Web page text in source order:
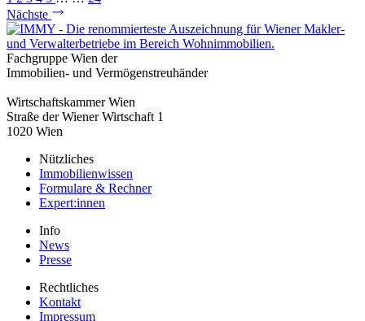
Nächste
Fachgruppe Wien der
Immobilien- und Vermögenstreuhänder
Wirtschaftskammer Wien
Straße der Wiener Wirtschaft 1
1020 Wien
Nützliches
Immobilienwissen
Formulare & Rechner
Expert:innen
Info
News
Presse
Rechtliches
Kontakt
Impressum